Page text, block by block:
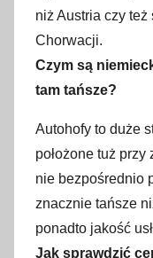
niż Austria czy
Chorwacji.
Czym są
tam tańsze?
Autohofy to duże
położone tuż
nie bezpośrednio
znacznie tańsze
ponadto jakość
Jak sprawdzić